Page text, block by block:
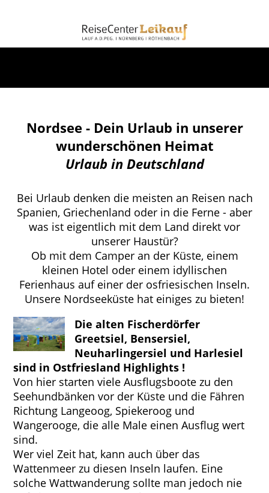
Nordsee - Dein Urlaub in unserer
wunderschönen Heimat
Urlaub in Deutschland
Bei Urlaub denken die meisten an Reisen nach
Spanien, Griechenland oder in die Ferne - aber
was ist eigentlich mit dem Land direkt vor
unserer Haustür?
Ob mit dem Camper an der Küste, einem
kleinen Hotel oder einem idyllischen
Ferienhaus auf einer der osfriesischen Inseln.
Unsere Nordseeküste hat einiges zu bieten!
Die alten Fischerdörfer
Greetsiel, Bensersiel,
Neuharlingersiel und Harlesiel
sind in Ostfriesland Highlights !
Von hier starten viele Ausflugsboote zu den
Seehundbänken vor der Küste und die Fähren
Richtung Langeoog, Spiekeroog und
Wangerooge, die alle Male einen Ausflug wert
sind.
Wer viel Zeit hat, kann auch über das
Wattenmeer zu diesen Inseln laufen. Eine
solche Wattwanderung sollte man jedoch nie